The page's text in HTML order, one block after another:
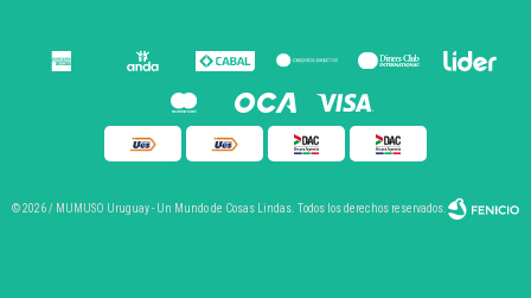
© 2026 / MUMUSO Uruguay - Un Mundo de Cosas Lindas. Todos los derechos reservados.